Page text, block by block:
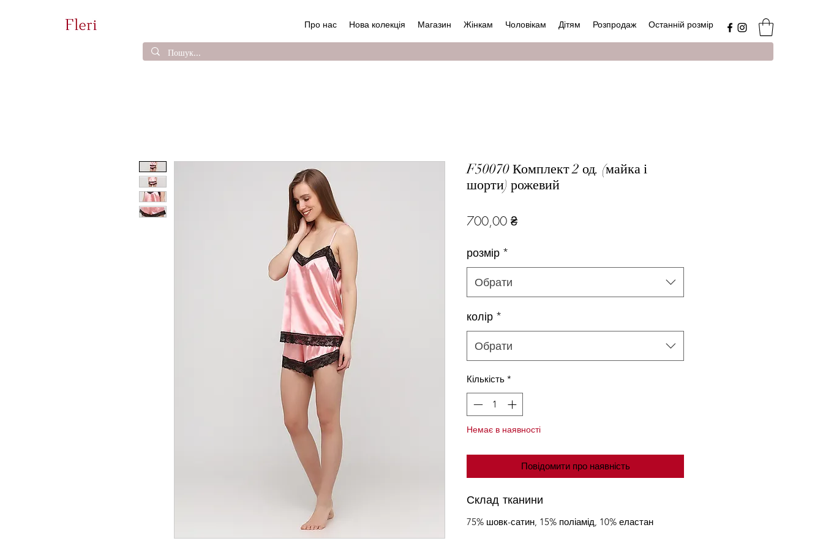
Про нас Нова колекція Магазин Жінкам Чоловікам Дітям Розпродаж Останній розмір
F50070 Комплект 2 од. (майка і
шорти) рожевий
700,00 ₴Ціна
розмір *
Обрати
колір *
Обрати
Кількість *
Немає в наявності
Повідомити про наявність
Склад тканини
75% шовк-сатин, 15% поліамід, 10% еластан